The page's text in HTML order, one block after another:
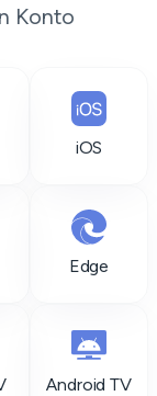
Konto
iOS
Edge
Android TV